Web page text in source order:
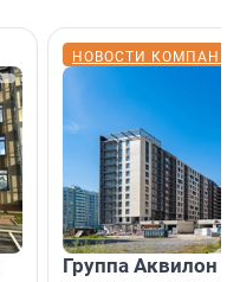
НОВОСТИ
Группа Аквилон